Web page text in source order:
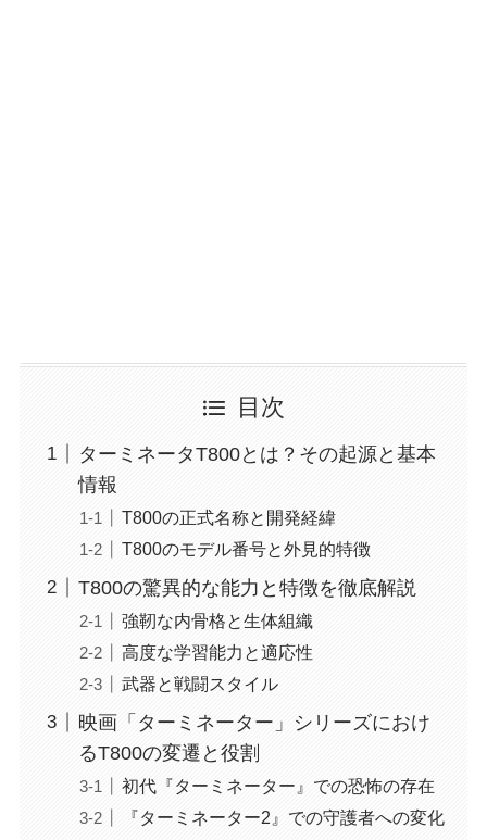
目次
ターミネータT800とは？その起源と基本
情報
T800の正式名称と開発経緯
T800のモデル番号と外見的特徴
T800の驚異的な能力と特徴を徹底解説
強靭な内骨格と生体組織
高度な学習能力と適応性
武器と戦闘スタイル
映画「ターミネーター」シリーズにおけ
るT800の変遷と役割
初代『ターミネーター』での恐怖の存在
『ターミネーター2』での守護者への変化